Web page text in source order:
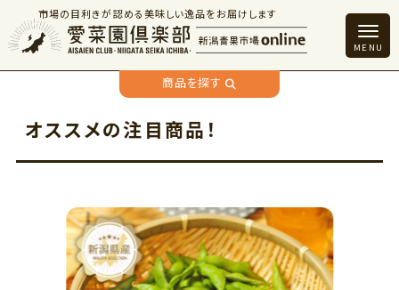
市場の目利きが認める美味しい逸品をお届けします
商品を探す
オススメの注目商品！